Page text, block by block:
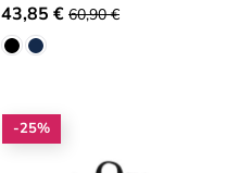
43,85 € 60,90 €
-25%